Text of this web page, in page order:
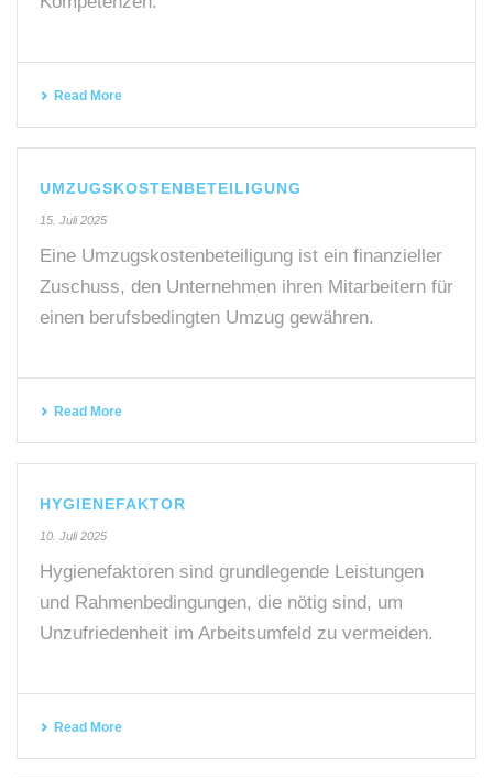
Read More
UMZUGSKOSTENBETEILIGUNG
15. Juli 2025
Eine Umzugskostenbeteiligung ist ein finanzieller
Zuschuss, den Unternehmen ihren Mitarbeitern für
einen berufsbedingten Umzug gewähren.
Read More
HYGIENEFAKTOR
10. Juli 2025
Hygienefaktoren sind grundlegende Leistungen
und Rahmenbedingungen, die nötig sind, um
Unzufriedenheit im Arbeitsumfeld zu vermeiden.
Read More